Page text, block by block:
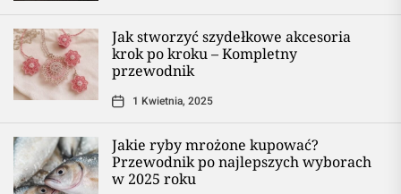
Jak stworzyć szydełkowe akcesoria
krok po kroku – Kompletny
przewodnik
1 Kwietnia, 2025
Jakie ryby mrożone kupować?
Przewodnik po najlepszych wyborach
w 2025 roku